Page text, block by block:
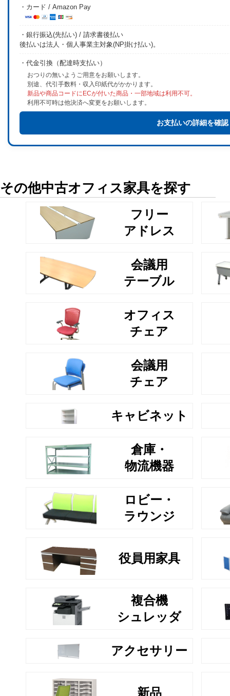
・カード / Amazon Pay
・銀行振込(先払い) / 請求書後払い
後払いは法人・個人事業主対象(NP掛け払い)。
・代金引換（配達時支払い）
おつりの無いようご用意をお願いします。
別途、代引手数料・収入印紙代がかかります。
新品や商品コードにECが付いた商品・一部地域は利用不可。
利用不可時は他決済へ変更をお願いします。
お支払いの詳細を確認
その他中古オフィス家具を探す
フリー
アドレス
会議用
テーブル
オフィス
チェア
会議用
チェア
キャビネット
倉庫・
物流機器
ロビー・
ラウンジ
役員用家具
複合機
シュレッダ
アクセサリー
新品